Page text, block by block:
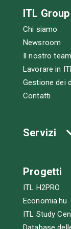
ITL Group
Chi siamo
Newsroom
Il nostro team
Lavorare in
Gestione dei
Contatti
Servizi
Progetti
ITL H2PRO
Economia.hu
ITL Study